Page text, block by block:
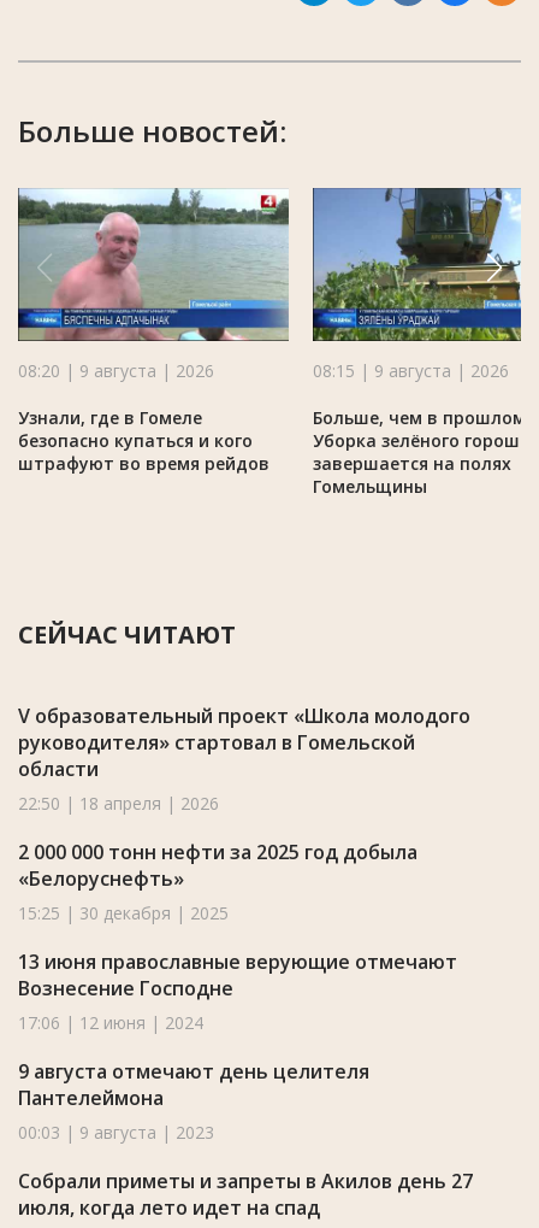
Больше новостей:
08:20 | 9 августа | 2026
Узнали, где в Гомеле
безопасно купаться и кого
штрафуют во время рейдов
08:15 | 9 августа | 2026
Больше, чем в прошлом
Уборка зелёного горошка
завершается на полях
Гомельщины
СЕЙЧАС ЧИТАЮТ
V образовательный проект «Школа молодого
руководителя» стартовал в Гомельской
области
22:50 | 18 апреля | 2026
2 000 000 тонн нефти за 2025 год добыла
«Белоруснефть»
15:25 | 30 декабря | 2025
13 июня православные верующие отмечают
Вознесение Господне
17:06 | 12 июня | 2024
9 августа отмечают день целителя
Пантелеймона
00:03 | 9 августа | 2023
Собрали приметы и запреты в Акилов день 27
июля, когда лето идет на спад